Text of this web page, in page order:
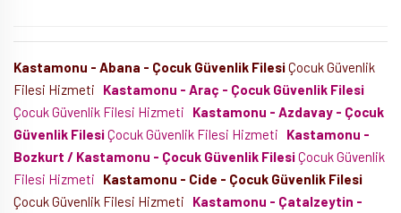
Kastamonu - Abana - Çocuk Güvenlik FilesiÇocuk Güvenlik
Filesi Hizmeti
Kastamonu - Araç - Çocuk Güvenlik Filesi
Çocuk Güvenlik Filesi Hizmeti
Kastamonu - Azdavay - Çocuk
Güvenlik FilesiÇocuk Güvenlik Filesi Hizmeti
Kastamonu -
Bozkurt / Kastamonu - Çocuk Güvenlik FilesiÇocuk Güvenlik
Filesi Hizmeti
Kastamonu - Cide - Çocuk Güvenlik Filesi
Çocuk Güvenlik Filesi Hizmeti
Kastamonu - Çatalzeytin -